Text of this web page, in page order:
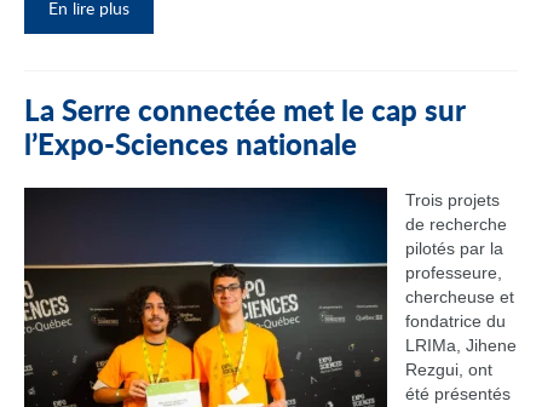
En lire plus
La Serre connectée met le cap sur
l’Expo-Sciences nationale
Trois projets
de recherche
pilotés par la
professeure,
chercheuse et
fondatrice du
LRIMa, Jihene
Rezgui, ont
été présentés